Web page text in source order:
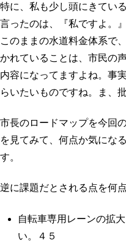
特に、私も少し頭にきてい
言ったのは、『私ですよ。
このままの水道料金体系で
かれていることは、市民の
内容になってますよね。事
らいたいものですね。ま、
市長のロードマップを今回
を見てみて、何点か気にな
す。
逆に課題だとされる点を何
自転車専用レーンの拡
い。４５